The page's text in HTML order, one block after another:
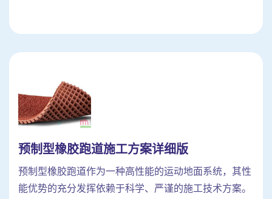
预制型橡胶跑道施工方案详细版
预制型橡胶跑道作为一种高性能的运动地面系统，其性
能优势的充分发挥依赖于科学、严谨的施工技术方案。